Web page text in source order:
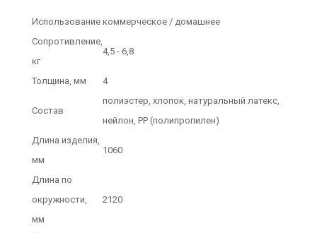
Использование коммерческое / домашнее
Сопротивление,
кг
4,5 - 6,8
Толщина, мм 4
Состав
полиэстер, хлопок, натуральный латекс,
нейлон, РР (полипропилен)
Длина изделия,
мм
1060
Длина по
окружности,
мм
2120